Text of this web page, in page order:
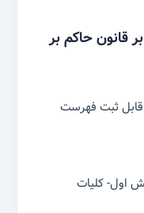
قانون حاکم بر
قابل ثبت فهرست
اول- کلیات